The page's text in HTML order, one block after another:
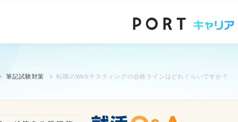
筆記試験対策 転職のWebテスティングの合格ラインはどれくらいですか？